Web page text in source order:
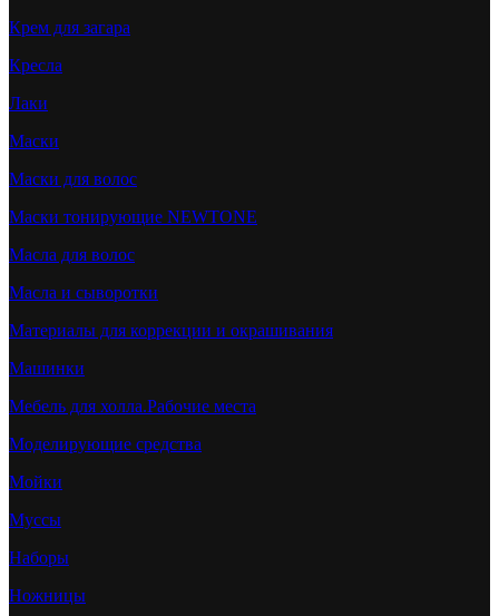
Крем для загара
Кресла
Лаки
Маски
Маски для волос
Маски тонирующие NEWTONE
Масла для волос
Масла и сыворотки
Материалы для коррекции и окрашивания
Машинки
Мебель для холла.Рабочие места
Моделирующие средства
Мойки
Муссы
Наборы
Ножницы